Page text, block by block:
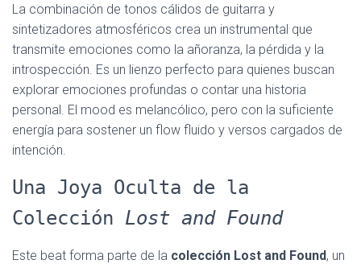
La combinación de tonos cálidos de guitarra y
sintetizadores atmosféricos crea un instrumental que
transmite emociones como la añoranza, la pérdida y la
introspección. Es un lienzo perfecto para quienes buscan
explorar emociones profundas o contar una historia
personal. El mood es melancólico, pero con la suficiente
energía para sostener un flow fluido y versos cargados de
intención.
Una Joya Oculta de la
Colección Lost and Found
Este beat forma parte de la colección Lost and Found, un